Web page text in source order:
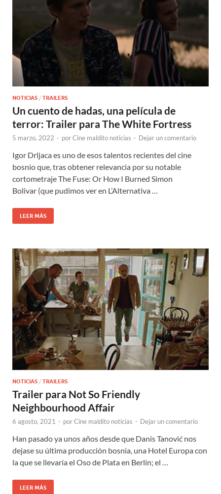
NOTICIAS / TRAILERS
Un cuento de hadas, una película de
terror: Trailer para The White Fortress
5 marzo, 2022 - porCine maldito noticias - Dejar un comentario
Igor Drljaca es uno de esos talentos recientes del cine
bosnio que, tras obtener relevancia por su notable
cortometraje The Fuse: Or How I Burned Simon
Bolivar (que pudimos ver en L’Alternativa …
LEER MÁS
NOTICIAS / TRAILERS
Trailer para Not So Friendly
Neighbourhood Affair
6 agosto, 2021 - porCine maldito noticias - Dejar un comentario
Han pasado ya unos años desde que Danis Tanović nos
dejase su última producción bosnia, una Hotel Europa con
la que se llevaría el Oso de Plata en Berlín; el …
LEER MÁS